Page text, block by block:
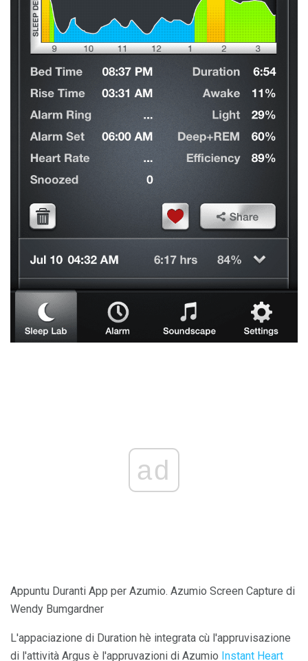
ad
Appuntu Duranti App per Azumio. Azumio Screen Capture di
Wendy Bumgardner
L'appaciazione di Duration hè integrata cù l'appruvisazione
di l'attività Argus è l'appruvazioni di Azumio Instant Heart